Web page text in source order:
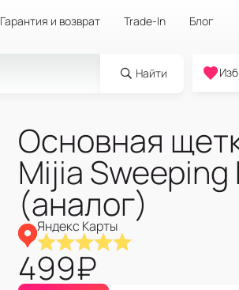
Гарантия и возврат Trade-In Блог
Найти
Основная
Mijia Sweeping
(аналог)
Яндекс Карты
499₽